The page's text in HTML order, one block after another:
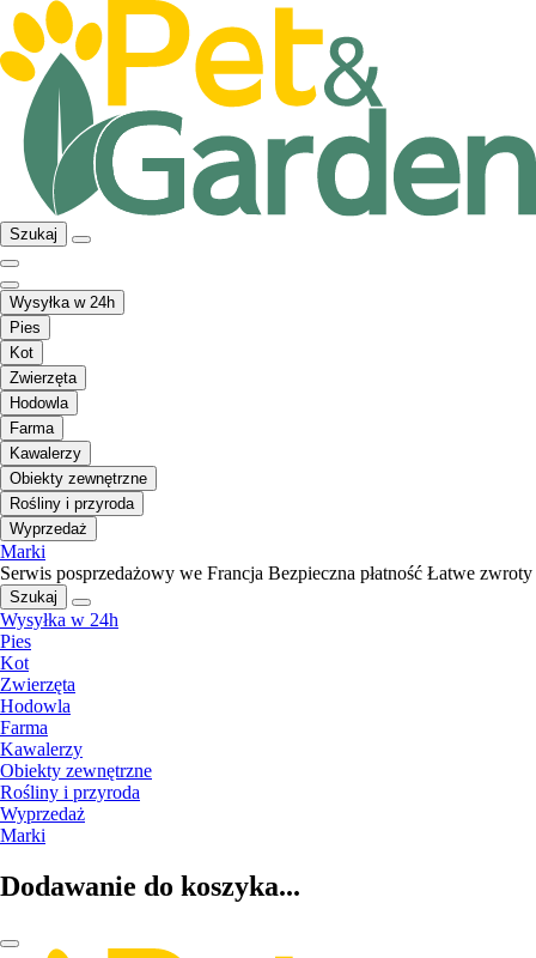
Szukaj
Wysyłka w 24h
Pies
Kot
Zwierzęta
Hodowla
Farma
Kawalerzy
Obiekty zewnętrzne
Rośliny i przyroda
Wyprzedaż
Marki
Serwis posprzedażowy we Francja Bezpieczna płatność Łatwe zwroty
Szukaj
Wysyłka w 24h
Pies
Kot
Zwierzęta
Hodowla
Farma
Kawalerzy
Obiekty zewnętrzne
Rośliny i przyroda
Wyprzedaż
Marki
Dodawanie do koszyka...